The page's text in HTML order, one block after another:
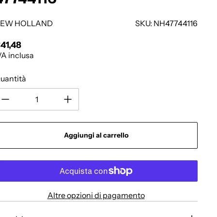
HOLLAND SKU: NH47744116
regolare
inclusa
Aggiungi al carrello
Altre opzioni di pagamento